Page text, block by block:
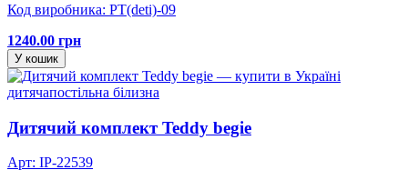
Код виробника: PT(deti)-09
1240.00 грн
У кошик
дитячапостільна білизна
Дитячий комплект Teddy begie
Арт: IP-22539